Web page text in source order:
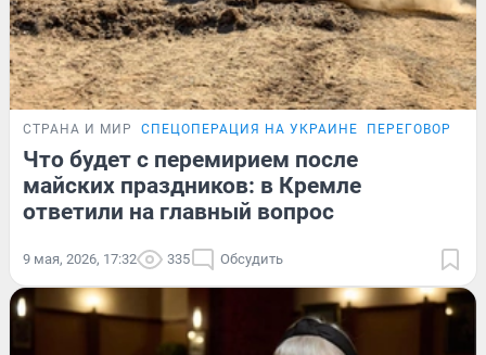
СТРАНА И МИР СПЕЦОПЕРАЦИЯ НА УКРАИНЕ ПЕРЕГОВОРЫ
Что будет с перемирием после
майских праздников: в Кремле
ответили на главный вопрос
9 мая, 2026, 17:32 335 Обсудить